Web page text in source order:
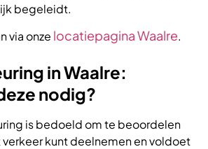
begeleidt.
via onze locatiepagina Waalre.
in Waalre:
nodig?
is bedoeld om te beoordelen
verkeer kunt deelnemen en voldoet